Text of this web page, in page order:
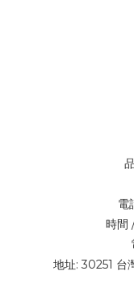
電
時間
地址: 30251 台